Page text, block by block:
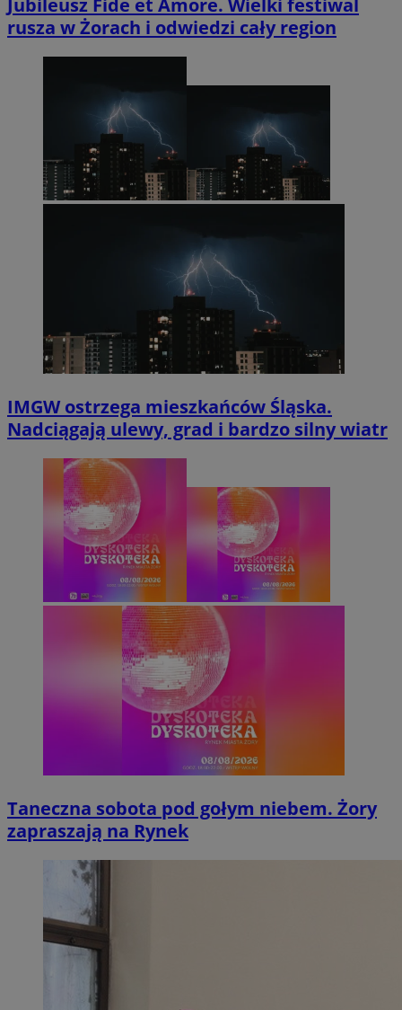
Jubileusz Fide et Amore. Wielki festiwal
rusza w Żorach i odwiedzi cały region
IMGW ostrzega mieszkańców Śląska.
Nadciągają ulewy, grad i bardzo silny wiatr
Taneczna sobota pod gołym niebem. Żory
zapraszają na Rynek